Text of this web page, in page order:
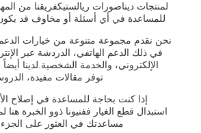
لمنتجات ديناصورات ريالستيكفريقنا من
للمساعدة في أي أسئلة أو مخاوف قد يكون
نحن نقدم مجموعة متنوعة من خيارات الدعم
في ذلك الدعم الهاتفي، الدردشة عبر
الإلكتروني، والخدمة الشخصية.لدينا
توفر مقالات مفيدة،
إذا كنت بحاجة للمساعدة في إصلاح
استبدال قطع الغيار ففنيونا ذوو الخبرة هنا
مساعدتك في العثور على الجزء